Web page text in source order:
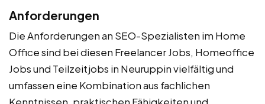
Anforderungen
Die Anforderungen an SEO-Spezialisten im Home
Office sind bei diesen Freelancer Jobs, Homeoffice
Jobs und Teilzeitjobs in Neuruppin vielfältig und
umfassen eine Kombination aus fachlichen